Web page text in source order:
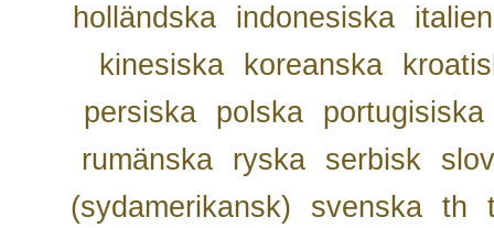
holländska
indonesiska
kinesiska
koreanska
persiska
polska
portugisiska
rumänska
ryska serbisk
(sydamerikansk)
svenska th